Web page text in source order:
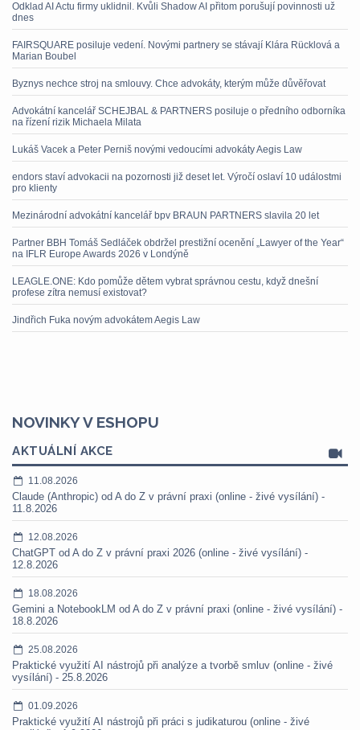
Odklad AI Actu firmy uklidnil. Kvůli Shadow AI přitom porušují povinnosti už
dnes
FAIRSQUARE posiluje vedení. Novými partnery se stávají Klára Rücklová a
Marian Boubel
Byznys nechce stroj na smlouvy. Chce advokáty, kterým může důvěřovat
Advokátní kancelář SCHEJBAL & PARTNERS posiluje o předního odborníka
na řízení rizik Michaela Milata
Lukáš Vacek a Peter Perniš novými vedoucími advokáty Aegis Law
endors staví advokacii na pozornosti již deset let. Výročí oslaví 10 událostmi
pro klienty
Mezinárodní advokátní kancelář bpv BRAUN PARTNERS slavila 20 let
Partner BBH Tomáš Sedláček obdržel prestižní ocenění „Lawyer of the Year“
na IFLR Europe Awards 2026 v Londýně
LEAGLE.ONE: Kdo pomůže dětem vybrat správnou cestu, když dnešní
profese zítra nemusí existovat?
Jindřich Fuka novým advokátem Aegis Law
NOVINKY V ESHOPU
AKTUÁLNÍ AKCE
11.08.2026
Claude (Anthropic) od A do Z v právní praxi (online - živé vysílání) -
11.8.2026
12.08.2026
ChatGPT od A do Z v právní praxi 2026 (online - živé vysílání) -
12.8.2026
18.08.2026
Gemini a NotebookLM od A do Z v právní praxi (online - živé vysílání) -
18.8.2026
25.08.2026
Praktické využití AI nástrojů při analýze a tvorbě smluv (online - živé
vysílání) - 25.8.2026
01.09.2026
Praktické využití AI nástrojů při práci s judikaturou (online - živé